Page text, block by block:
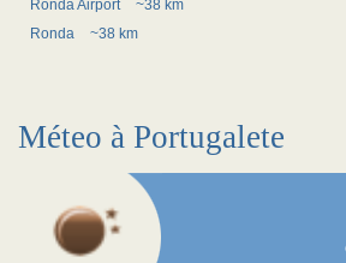
Ronda Airport
~38 km
Ronda
~38 km
Méteo à Portugalete